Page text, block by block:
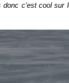
c'est cool sur